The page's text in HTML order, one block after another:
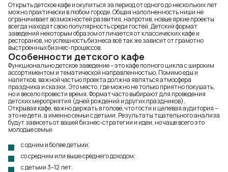
Открыть детское кафе и окупиться за период от одного до нескольких лет
можно практически в любом городе. Общая наполненность ниши не
ограничивает возможностей развития, напротив, новые яркие проекты
всегда находят свою популярность среди гостей. Детский формат
заведений некоторым образом отличается от классических кафе и
ресторанов, но успешность бизнеса всё так же зависит от грамотно
выстроенных бизнес-процессов.
Особенности детского кафе
Функционально детское заведение – это кафе полного цикла с широким
ассортиментом и тематической направленностью. Помимо еды и
напитков, важной частью проекта должна являться атмосфера
праздника и сказки. Это место, где можно не только приятно покушать,
но и весело провести время. Формат часто выбирают для проведения
детских мероприятия (дней рождений и других праздников).
Открывая кафе, важно держать в голове, что гости и целевая аудитория –
это не дети, а именно семьи с детьми. Результаты тщательного анализа
будут зависеть от вашей бизнес-стратегии и идеи, но чаще всего это
молодые семьи:
с одним и более детьми;
со средним или выше среднего доходом;
с детьми 3–12 лет.